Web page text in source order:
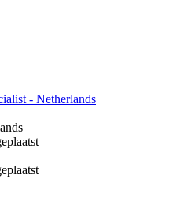
- Netherlands